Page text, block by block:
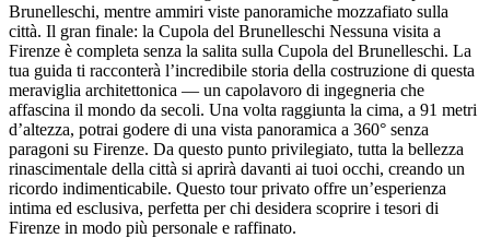
Brunelleschi, mentre ammiri viste panoramiche mozzafiato sulla
città. Il gran finale: la Cupola del Brunelleschi Nessuna visita a
Firenze è completa senza la salita sulla Cupola del Brunelleschi. La
tua guida ti racconterà l’incredibile storia della costruzione di questa
meraviglia architettonica — un capolavoro di ingegneria che
affascina il mondo da secoli. Una volta raggiunta la cima, a 91 metri
d’altezza, potrai godere di una vista panoramica a 360° senza
paragoni su Firenze. Da questo punto privilegiato, tutta la bellezza
rinascimentale della città si aprirà davanti ai tuoi occhi, creando un
ricordo indimenticabile. Questo tour privato offre un’esperienza
intima ed esclusiva, perfetta per chi desidera scoprire i tesori di
Firenze in modo più personale e raffinato.